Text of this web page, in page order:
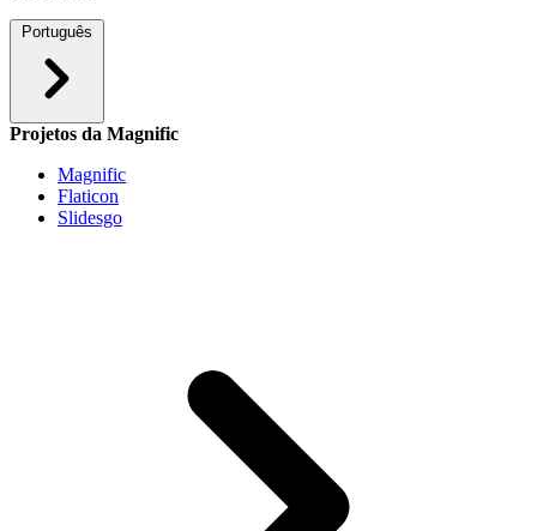
Português
Projetos da Magnific
Magnific
Flaticon
Slidesgo